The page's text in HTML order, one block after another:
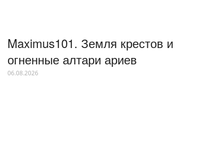
Maximus101. Земля крестов и
огненные алтари ариев
06.08.2026